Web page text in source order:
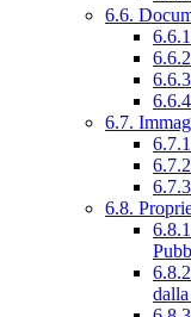
6.6.
6.7.
6.8.